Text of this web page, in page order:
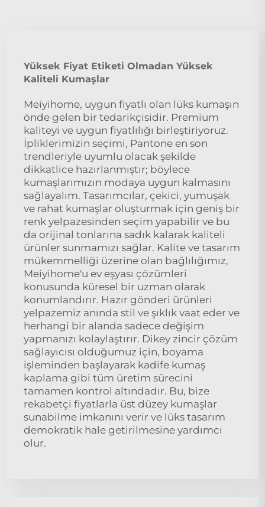
Yüksek Fiyat Etiketi Olmadan Yüksek
Kaliteli Kumaşlar
Meiyihome, uygun fiyatlı olan lüks kumaşın
önde gelen bir tedarikçisidir. Premium
kaliteyi ve uygun fiyatlılığı birleştiriyoruz.
İpliklerimizin seçimi, Pantone en son
trendleriyle uyumlu olacak şekilde
dikkatlice hazırlanmıştır; böylece
kumaşlarımızın modaya uygun kalmasını
sağlayalım. Tasarımcılar, çekici, yumuşak
ve rahat kumaşlar oluşturmak için geniş bir
renk yelpazesinden seçim yapabilir ve bu
da orijinal tonlarına sadık kalarak kaliteli
ürünler sunmamızı sağlar. Kalite ve tasarım
mükemmelliği üzerine olan bağlılığımız,
Meiyihome'u ev eşyası çözümleri
konusunda küresel bir uzman olarak
konumlandırır. Hazır gönderi ürünleri
yelpazemiz anında stil ve şıklık vaat eder ve
herhangi bir alanda sadece değişim
yapmanızı kolaylaştırır. Dikey zincir çözüm
sağlayıcısı olduğumuz için, boyama
işleminden başlayarak kadife kumaş
kaplama gibi tüm üretim sürecini
tamamen kontrol altındadır. Bu, bize
rekabetçi fiyatlarla üst düzey kumaşlar
sunabilme imkanını verir ve lüks tasarım
demokratik hale getirilmesine yardımcı
olur.